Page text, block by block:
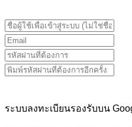
ระบบลงทะเบียนรองรับบน